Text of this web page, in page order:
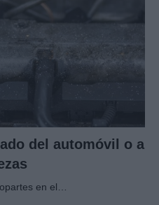
del automóvil o a
en el…